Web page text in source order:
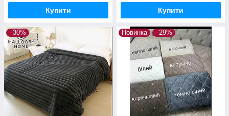
Купити Купити
–30% Новинка –29%